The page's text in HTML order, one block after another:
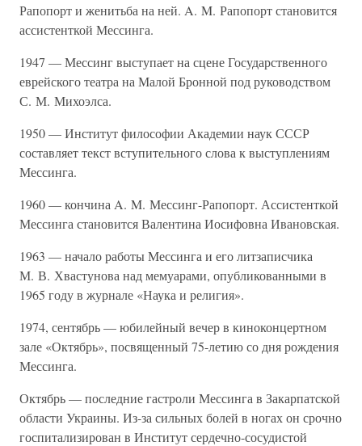
Рапопорт и женитьба на ней. A. M. Рапопорт становится
ассистенткой Мессинга.
1947 — Мессинг выступает на сцене Государственного
еврейского театра на Малой Бронной под руководством
С. М. Михоэлса.
1950 — Институт философии Академии наук СССР
составляет текст вступительного слова к выступлениям
Мессинга.
1960 — кончина A. M. Мессинг-Рапопорт. Ассистенткой
Мессинга становится Валентина Иосифовна Ивановская.
1963 — начало работы Мессинга и его литзаписчика
М. В. Хвастунова над мемуарами, опубликованными в
1965 году в журнале «Наука и религия».
1974, сентябрь — юбилейный вечер в киноконцертном
зале «Октябрь», посвященный 75-летию со дня рождения
Мессинга.
Октябрь — последние гастроли Мессинга в Закарпатской
области Украины. Из-за сильных болей в ногах он срочно
госпитализирован в Институт сердечно-сосудистой